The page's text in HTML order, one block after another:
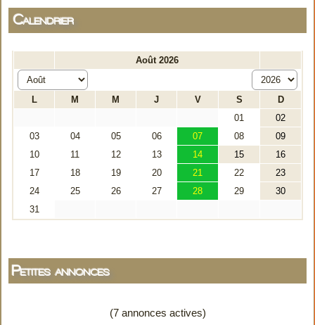
Calendrier
Petites annonces
(7 annonces actives)